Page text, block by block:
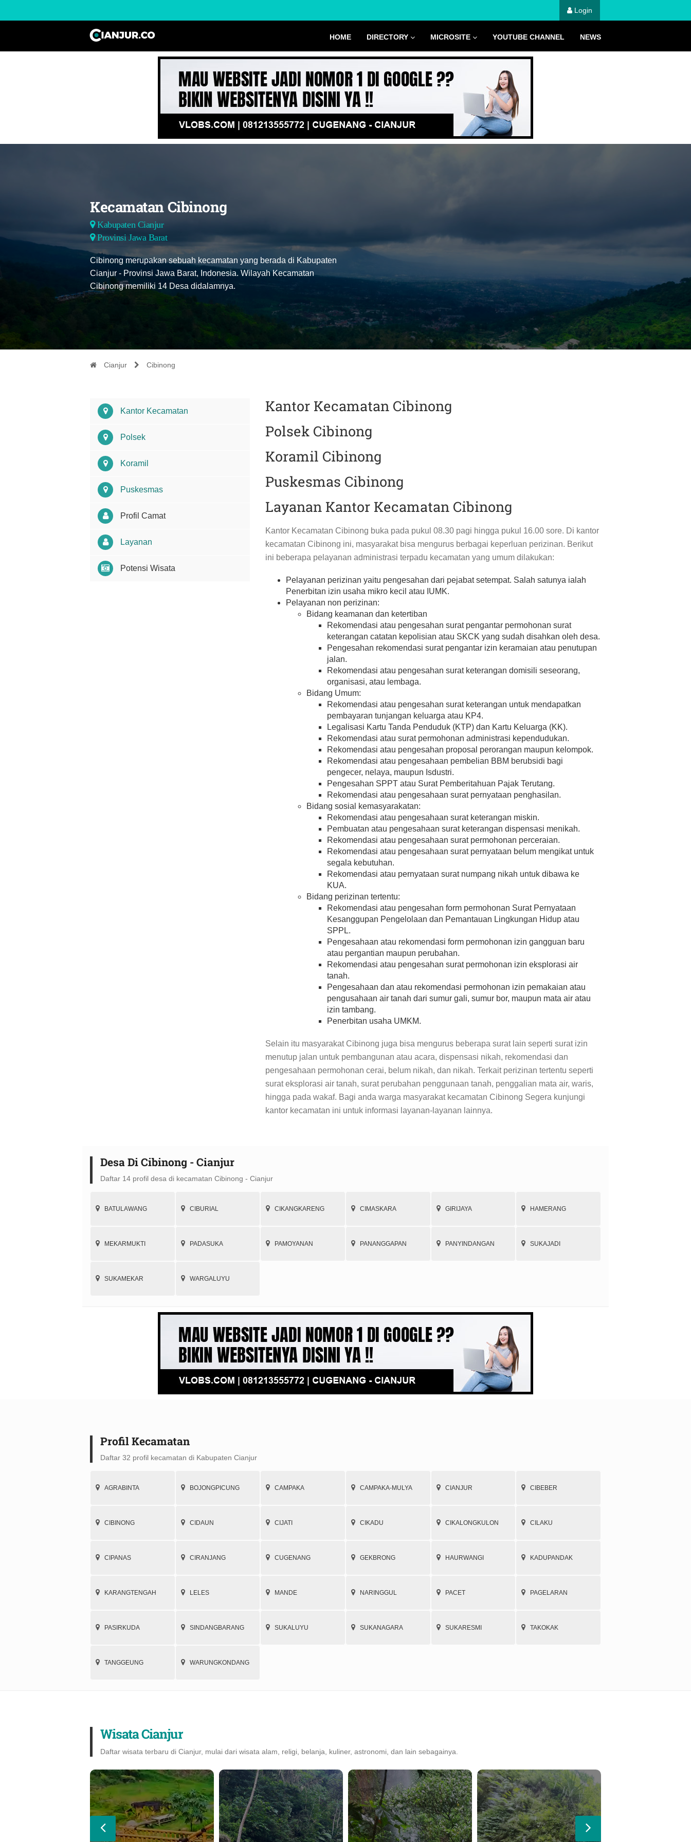
Login
HOME DIRECTORY MICROSITE YOUTUBE CHANNEL NEWS
Kecamatan Cibinong
Kabupaten Cianjur
Provinsi Jawa Barat
Cibinong merupakan sebuah kecamatan yang berada di Kabupaten
Cianjur - Provinsi Jawa Barat, Indonesia. Wilayah Kecamatan
Cibinong memiliki 14 Desa didalamnya.
Cianjur Cibinong
Kantor Kecamatan
Polsek
Koramil
Puskesmas
Profil Camat
Layanan
Potensi Wisata
Kantor Kecamatan Cibinong
Polsek Cibinong
Koramil Cibinong
Puskesmas Cibinong
Layanan Kantor Kecamatan Cibinong
Kantor Kecamatan Cibinong buka pada pukul 08.30 pagi hingga pukul 16.00 sore. Di kantor
kecamatan Cibinong ini, masyarakat bisa mengurus berbagai keperluan perizinan. Berikut
ini beberapa pelayanan administrasi terpadu kecamatan yang umum dilakukan:
Pelayanan perizinan yaitu pengesahan dari pejabat setempat. Salah satunya ialah
Penerbitan izin usaha mikro kecil atau IUMK.
Pelayanan non perizinan:
Bidang keamanan dan ketertiban
Rekomendasi atau pengesahan surat pengantar permohonan surat
keterangan catatan kepolisian atau SKCK yang sudah disahkan oleh desa.
Pengesahan rekomendasi surat pengantar izin keramaian atau penutupan
jalan.
Rekomendasi atau pengesahan surat keterangan domisili seseorang,
organisasi, atau lembaga.
Bidang Umum:
Rekomendasi atau pengesahan surat keterangan untuk mendapatkan
pembayaran tunjangan keluarga atau KP4.
Legalisasi Kartu Tanda Penduduk (KTP) dan Kartu Keluarga (KK).
Rekomendasi atau surat permohonan administrasi kependudukan.
Rekomendasi atau pengesahan proposal perorangan maupun kelompok.
Rekomendasi atau pengesahaan pembelian BBM berubsidi bagi
pengecer, nelaya, maupun Isdustri.
Pengesahan SPPT atau Surat Pemberitahuan Pajak Terutang.
Rekomendasi atau pengesahaan surat pernyataan penghasilan.
Bidang sosial kemasyarakatan:
Rekomendasi atau pengesahaan surat keterangan miskin.
Pembuatan atau pengesahaan surat keterangan dispensasi menikah.
Rekomendasi atau pengesahaan surat permohonan perceraian.
Rekomendasi atau pengesahaan surat pernyataan belum mengikat untuk
segala kebutuhan.
Rekomendasi atau pernyataan surat numpang nikah untuk dibawa ke
KUA.
Bidang perizinan tertentu:
Rekomendasi atau pengesahan form permohonan Surat Pernyataan
Kesanggupan Pengelolaan dan Pemantauan Lingkungan Hidup atau
SPPL.
Pengesahaan atau rekomendasi form permohonan izin gangguan baru
atau pergantian maupun perubahan.
Rekomendasi atau pengesahan surat permohonan izin eksplorasi air
tanah.
Pengesahaan dan atau rekomendasi permohonan izin pemakaian atau
pengusahaan air tanah dari sumur gali, sumur bor, maupun mata air atau
izin tambang.
Penerbitan usaha UMKM.
Selain itu masyarakat Cibinong juga bisa mengurus beberapa surat lain seperti surat izin
menutup jalan untuk pembangunan atau acara, dispensasi nikah, rekomendasi dan
pengesahaan permohonan cerai, belum nikah, dan nikah. Terkait perizinan tertentu seperti
surat eksplorasi air tanah, surat perubahan penggunaan tanah, penggalian mata air, waris,
hingga pada wakaf. Bagi anda warga masyarakat kecamatan Cibinong Segera kunjungi
kantor kecamatan ini untuk informasi layanan-layanan lainnya.
Desa Di Cibinong - Cianjur
Daftar 14 profil desa di kecamatan Cibinong - Cianjur
BATULAWANG CIBURIAL CIKANGKARENG CIMASKARA GIRIJAYA HAMERANG
MEKARMUKTI PADASUKA PAMOYANAN PANANGGAPAN PANYINDANGAN SUKAJADI
SUKAMEKAR WARGALUYU
Profil Kecamatan
Daftar 32 profil kecamatan di Kabupaten Cianjur
AGRABINTA BOJONGPICUNG CAMPAKA CAMPAKA-MULYA CIANJUR CIBEBER
CIBINONG CIDAUN CIJATI CIKADU CIKALONGKULON CILAKU
CIPANAS CIRANJANG CUGENANG GEKBRONG HAURWANGI KADUPANDAK
KARANGTENGAH LELES MANDE NARINGGUL PACET PAGELARAN
PASIRKUDA SINDANGBARANG SUKALUYU SUKANAGARA SUKARESMI TAKOKAK
TANGGEUNG WARUNGKONDANG
Wisata Cianjur
Daftar wisata terbaru di Cianjur, mulai dari wisata alam, religi, belanja, kuliner, astronomi, dan lain sebagainya.